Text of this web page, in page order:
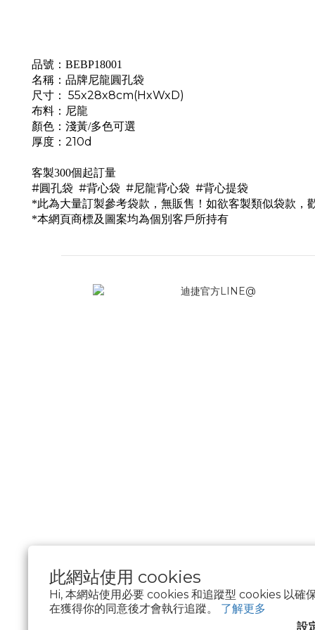
此網站使用 cookies
Hi, 本網站使用必要 cookies 和追蹤型 cookies 以確
在獲得你的同意後才會執行追蹤。 了解更多
設
品號：BEBP18001
名稱：品牌尼龍圓孔袋
尺寸： 55x28x8cm(HxWxD)
布料：尼龍
顏色：淺黃/多色可選
厚度：210d
客製300個起訂量
#圓孔袋 #背心袋 #尼龍背心袋 #背心提袋
*此為大量訂製參考袋款，無販售！如欲客製類似袋款，
*本網頁商標及圖案均為個別客戶所持有
$ TWD 繁體中文